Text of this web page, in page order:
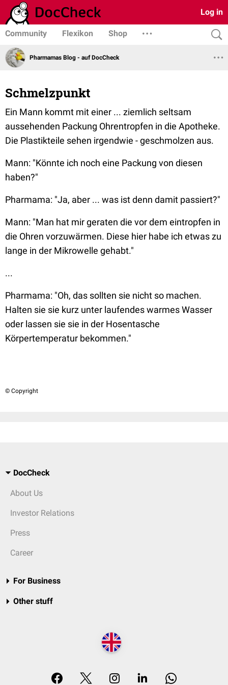
Log in
Community Flexikon Shop
Pharmamas Blog - auf DocCheck
Schmelzpunkt
Ein Mann kommt mit einer ... ziemlich seltsam
aussehenden Packung Ohrentropfen in die Apotheke.
Die Plastikteile sehen irgendwie - geschmolzen aus.
Mann: "Könnte ich noch eine Packung von diesen
haben?"
Pharmama: "Ja, aber ... was ist denn damit passiert?"
Mann: "Man hat mir geraten die vor dem eintropfen in
die Ohren vorzuwärmen. Diese hier habe ich etwas zu
lange in der Mikrowelle gehabt."
...
Pharmama: "Oh, das sollten sie nicht so machen.
Halten sie sie kurz unter laufendes warmes Wasser
oder lassen sie sie in der Hosentasche
Körpertemperatur bekommen."
© Copyright
DocCheck
About Us
Investor Relations
Press
Career
For Business
Other stuff